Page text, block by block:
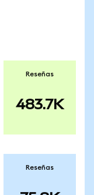
Reseñas
483.7K
Reseñas